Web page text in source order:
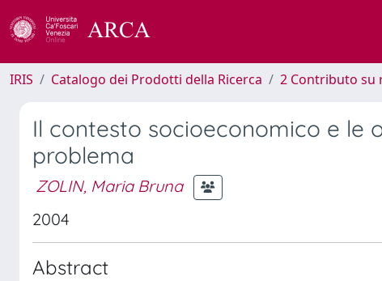
IRIS Catalogo dei Prodotti della Ricerca 2 Contributo su
Il contesto socioeconomico e le
problema
ZOLIN, Maria Bruna
2004
Abstract